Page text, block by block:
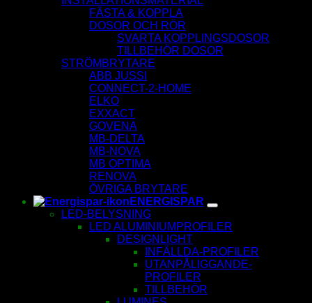
FÄSTA & KOPPLA
DOSOR OCH RÖR
SVARTA KOPPLINGSDOSOR
TILLBEHÖR DOSOR
STRÖMBRYTARE
ABB JUSSI
CONNECT-2-HOME
ELKO
EXXACT
GOVENA
MB-DELTA
MB-NOVA
MB OPTIMA
RENOVA
ÖVRIGA BRYTARE
ENERGISPAR
LED-BELYSNING
LED ALUMINIUMPROFILER
DESIGNLIGHT
INFÄLLDA-PROFILER
UTANPÅLIGGANDE-
PROFILER
TILLBEHÖR